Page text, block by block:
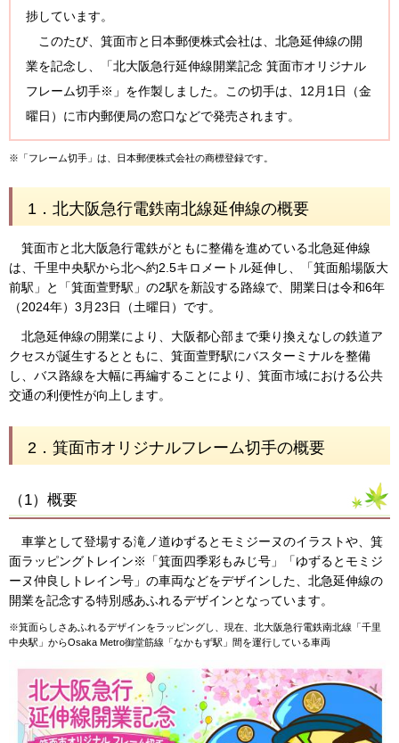
捗しています。
このたび、箕面市と日本郵便株式会社は、北急延伸線の開
業を記念し、「北大阪急行延伸線開業記念 箕面市オリジナル
フレーム切手※」を作製しました。この切手は、12月1日（金
曜日）に市内郵便局の窓口などで発売されます。
※「フレーム切手」は、日本郵便株式会社の商標登録です。
1．北大阪急行電鉄南北線延伸線の概要
箕面市と北大阪急行電鉄がともに整備を進めている北急延伸線
は、千里中央駅から北へ約2.5キロメートル延伸し、「箕面船場阪大
前駅」と「箕面萱野駅」の2駅を新設する路線で、開業日は令和6年
（2024年）3月23日（土曜日）です。
北急延伸線の開業により、大阪都心部まで乗り換えなしの鉄道ア
クセスが誕生するとともに、箕面萱野駅にバスターミナルを整備
し、バス路線を大幅に再編することにより、箕面市域における公共
交通の利便性が向上します。
2．箕面市オリジナルフレーム切手の概要
（1）概要
車掌として登場する滝ノ道ゆずるとモミジーヌのイラストや、箕
面ラッピングトレイン※「箕面四季彩もみじ号」「ゆずるとモミジ
ーヌ仲良しトレイン号」の車両などをデザインした、北急延伸線の
開業を記念する特別感あふれるデザインとなっています。
※箕面らしさあふれるデザインをラッピングし、現在、北大阪急行電鉄南北線「千里
中央駅」からOsaka Metro御堂筋線「なかもず駅」間を運行している車両